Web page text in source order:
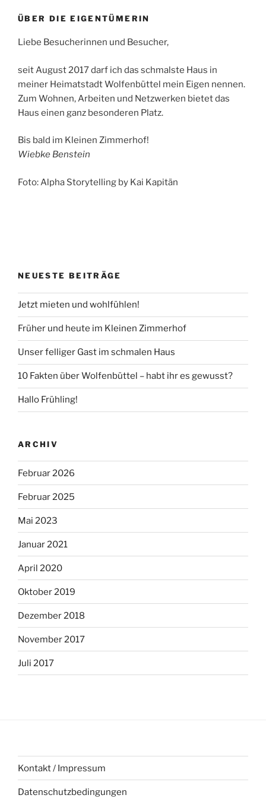
ÜBER DIE EIGENTÜMERIN
Liebe Besucherinnen und Besucher,
seit August 2017 darf ich das schmalste Haus in
meiner Heimatstadt Wolfenbüttel mein Eigen nennen.
Zum Wohnen, Arbeiten und Netzwerken bietet das
Haus einen ganz besonderen Platz.
Bis bald im Kleinen Zimmerhof!
Wiebke Benstein
Foto: Alpha Storytelling by Kai Kapitän
NEUESTE BEITRÄGE
Jetzt mieten und wohlfühlen!
Früher und heute im Kleinen Zimmerhof
Unser felliger Gast im schmalen Haus
10 Fakten über Wolfenbüttel – habt ihr es gewusst?
Hallo Frühling!
ARCHIV
Februar 2026
Februar 2025
Mai 2023
Januar 2021
April 2020
Oktober 2019
Dezember 2018
November 2017
Juli 2017
Kontakt / Impressum
Datenschutzbedingungen